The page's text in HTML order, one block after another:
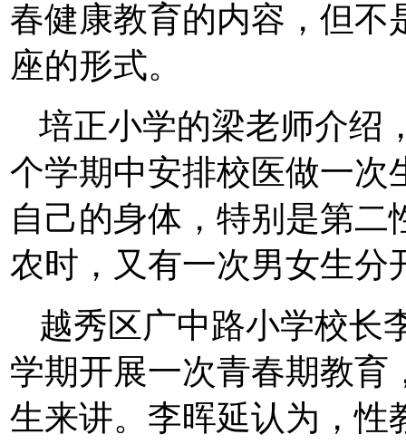
春健康教育的内容，但不
座的形式。
培正小学的梁老师介绍
个学期中安排校医做一次
自己的身体，特别是第
农时，又有一次男女生分
越秀区广中路小学校长
学期开展一次青春期教育
生来讲。李晖延认为，性